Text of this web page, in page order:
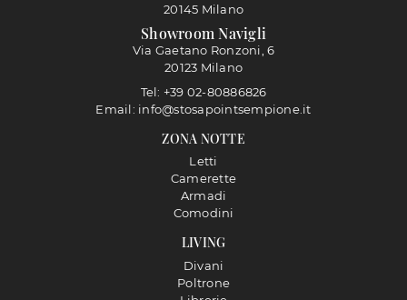
LIVING
Divani
Poltrone
ZONA NOTTE
Letti
Camerette
Armadi
Comodini
20145 Milano
Showroom Navigli
Via Gaetano Ronzoni, 6
20123 Milano
Tel: +39 02-80886826
Email: info@stosapointsempione.it